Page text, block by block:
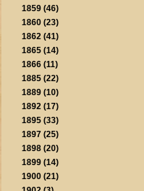
1859 (46)
1860 (23)
1862 (41)
1865 (14)
1866 (11)
1885 (22)
1889 (10)
1892 (17)
1895 (33)
1897 (25)
1898 (20)
1899 (14)
1900 (21)